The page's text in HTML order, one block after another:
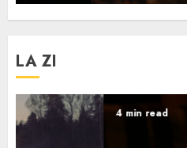
LA ZI
4 min read